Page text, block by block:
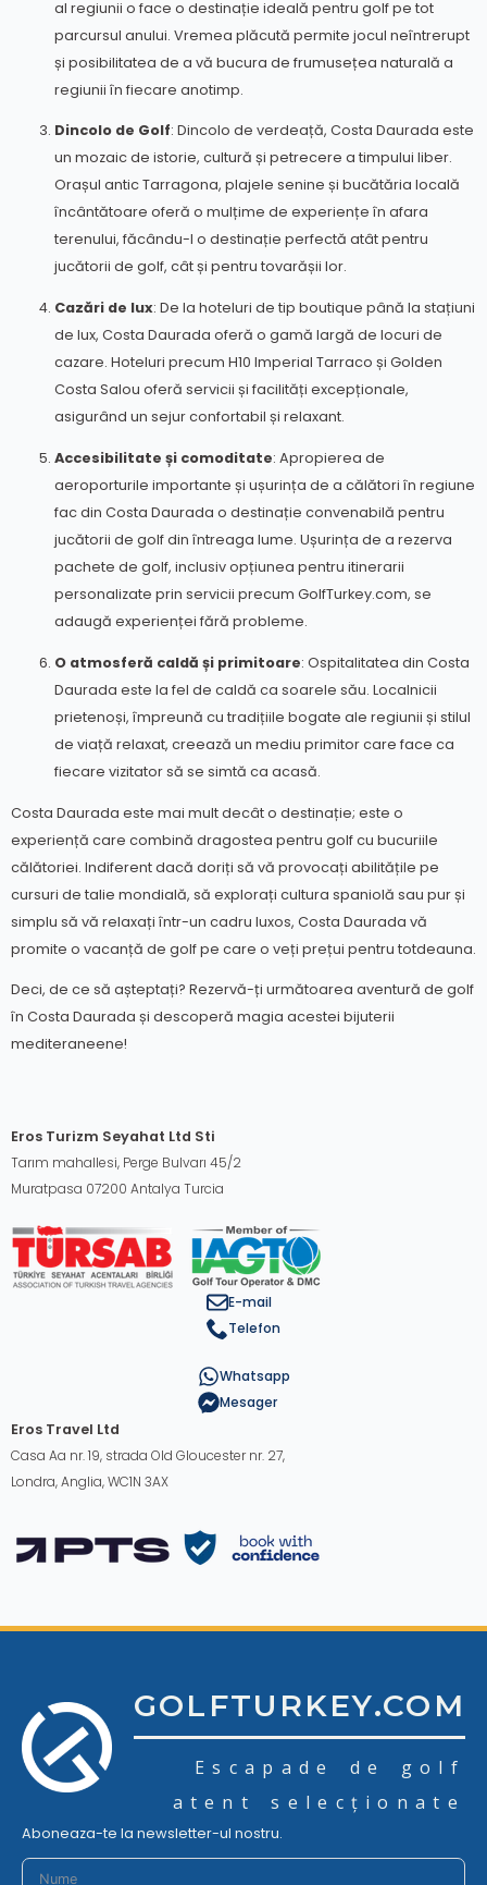
al regiunii o face o destinație ideală pentru golf pe tot
parcursul anului. Vremea plăcută permite jocul neîntrerupt
și posibilitatea de a vă bucura de frumusețea naturală a
regiunii în fiecare anotimp.
Dincolo de Golf: Dincolo de verdeață, Costa Daurada este
un mozaic de istorie, cultură și petrecere a timpului liber.
Orașul antic Tarragona, plajele senine și bucătăria locală
încântătoare oferă o mulțime de experiențe în afara
terenului, făcându-l o destinație perfectă atât pentru
jucătorii de golf, cât și pentru tovarășii lor.
Cazări de lux: De la hoteluri de tip boutique până la stațiuni
de lux, Costa Daurada oferă o gamă largă de locuri de
cazare. Hoteluri precum H10 Imperial Tarraco și Golden
Costa Salou oferă servicii și facilități excepționale,
asigurând un sejur confortabil și relaxant.
Accesibilitate și comoditate: Apropierea de
aeroporturile importante și ușurința de a călători în regiune
fac din Costa Daurada o destinație convenabilă pentru
jucătorii de golf din întreaga lume. Ușurința de a rezerva
pachete de golf, inclusiv opțiunea pentru itinerarii
personalizate prin servicii precum GolfTurkey.com, se
adaugă experienței fără probleme.
O atmosferă caldă și primitoare: Ospitalitatea din Costa
Daurada este la fel de caldă ca soarele său. Localnicii
prietenoși, împreună cu tradițiile bogate ale regiunii și stilul
de viață relaxat, creează un mediu primitor care face ca
fiecare vizitator să se simtă ca acasă.
Costa Daurada este mai mult decât o destinație; este o
experiență care combină dragostea pentru golf cu bucuriile
călătoriei. Indiferent dacă doriți să vă provocați abilitățile pe
cursuri de talie mondială, să explorați cultura spaniolă sau pur și
simplu să vă relaxați într-un cadru luxos, Costa Daurada vă
promite o vacanță de golf pe care o veți prețui pentru totdeauna.
Deci, de ce să așteptați? Rezervă-ți următoarea aventură de golf
în Costa Daurada și descoperă magia acestei bijuterii
mediteraneene!
Eros Turizm Seyahat Ltd Sti
Tarım mahallesi, Perge Bulvarı 45/2
Muratpasa 07200 Antalya Turcia
E-mail
Telefon
Whatsapp
Mesager
Eros Travel Ltd
Casa Aa nr. 19, strada Old Gloucester nr. 27,
Londra, Anglia, WC1N 3AX
GOLFTURKEY.COM
Escapade de golf
atent selecționate
Aboneaza-te la newsletter-ul nostru.